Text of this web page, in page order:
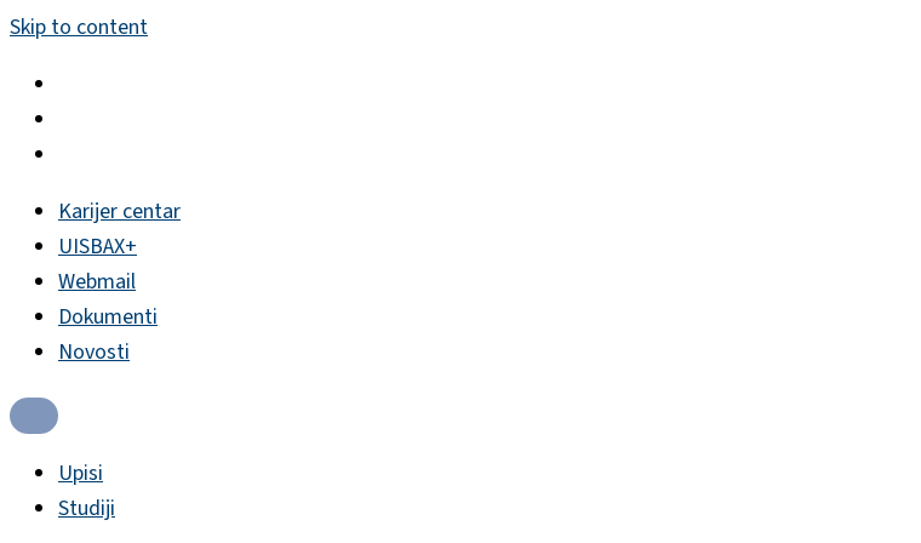
Skip to content
Karijer centar
UISBAX+
Webmail
Dokumenti
Novosti
Upisi
Studiji